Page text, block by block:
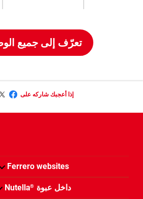
تعرّف إلى جميع
إذا أعجبك شاركه على
Ferrero websites
داخل عبوة ®
Nutella